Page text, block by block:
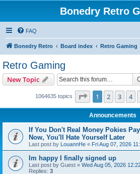
Bonedry Retro
FAQ
Bonedry Retro Board index Retro Gaming
Retro Gaming
New Topic
1064635 topics Page 1of 42586
1 2 3 4
Announcements
If You Don't Real Money Pokies
Now, You'll Hate Yourself Later
Last post by LouannHe « Fri Aug 07, 2026
Im happy I finally signed up
Last post by Guest « Wed Aug 05, 2026
Replies: 3